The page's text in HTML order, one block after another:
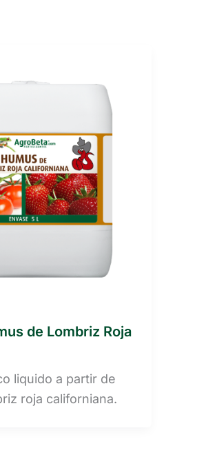
de Lombriz Roja
liquido a partir de
roja californiana.